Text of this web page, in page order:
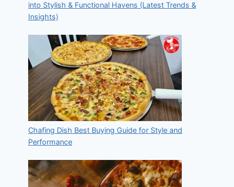
into Stylish & Functional Havens (Latest Trends &
Insights)
Chafing Dish Best Buying Guide for Style and
Performance